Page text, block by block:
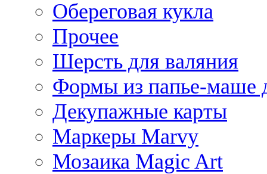
Обереговая кукла
Прочее
Шерсть для валяния
Формы из папье-маше
Декупажные карты
Маркеры Marvy
Мозаика Magic Art